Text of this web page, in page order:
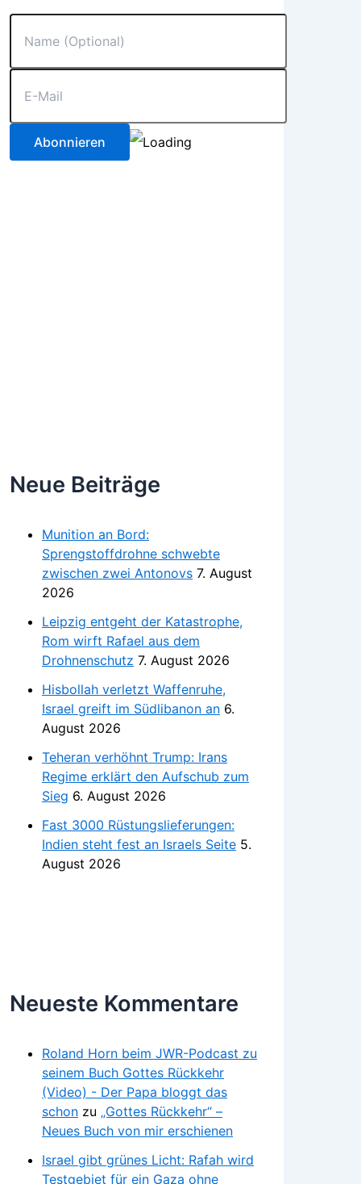
Neue Beiträge
Munition an Bord:
Sprengstoffdrohne schwebte
zwischen zwei Antonovs 7. August
2026
Leipzig entgeht der Katastrophe,
Rom wirft Rafael aus dem
Drohnenschutz 7. August 2026
Hisbollah verletzt Waffenruhe,
Israel greift im Südlibanon an 6.
August 2026
Teheran verhöhnt Trump: Irans
Regime erklärt den Aufschub zum
Sieg 6. August 2026
Fast 3000 Rüstungslieferungen:
Indien steht fest an Israels Seite 5.
August 2026
Neueste Kommentare
Roland Horn beim JWR-Podcast zu
seinem Buch Gottes Rückkehr
(Video) - Der Papa bloggt das
schon zu „Gottes Rückkehr“ –
Neues Buch von mir erschienen
Israel gibt grünes Licht: Rafah wird
Testgebiet für ein Gaza ohne